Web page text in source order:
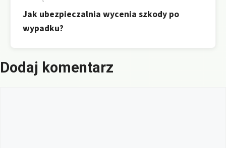
Jak ubezpieczalnia wycenia szkody po
wypadku?
Dodaj komentarz